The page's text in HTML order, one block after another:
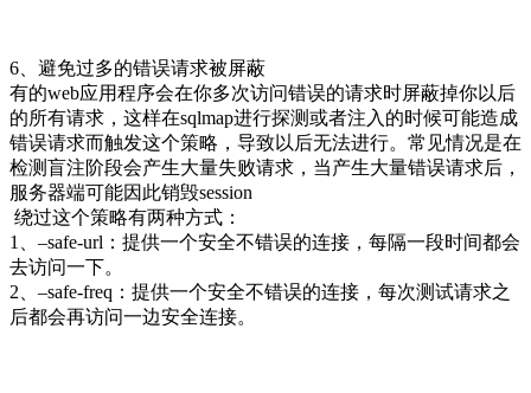
6、避免过多的错误请求被屏蔽
有的web应用程序会在你多次访问错误的请求时屏蔽掉你以后
的所有请求，这样在sqlmap进行探测或者注入的时候可能造成
错误请求而触发这个策略，导致以后无法进行。常见情况是在
检测盲注阶段会产生大量失败请求，当产生大量错误请求后，
服务器端可能因此销毁session
绕过这个策略有两种方式：
1、–safe-url：提供一个安全不错误的连接，每隔一段时间都会
去访问一下。
2、–safe-freq：提供一个安全不错误的连接，每次测试请求之
后都会再访问一边安全连接。